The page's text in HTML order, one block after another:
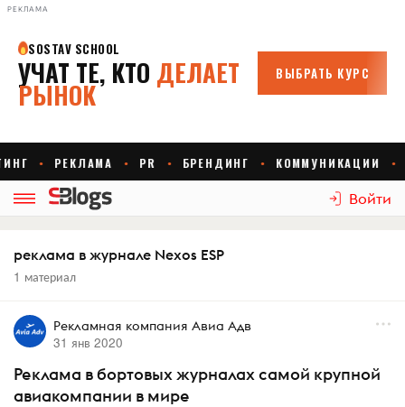
РЕКЛАМА
Войти
реклама в журнале Nexos ESP
1 материал
Рекламная компания Авиа Адв
31 янв 2020
Реклама в бортовых журналах самой крупной
авиакомпании в мире